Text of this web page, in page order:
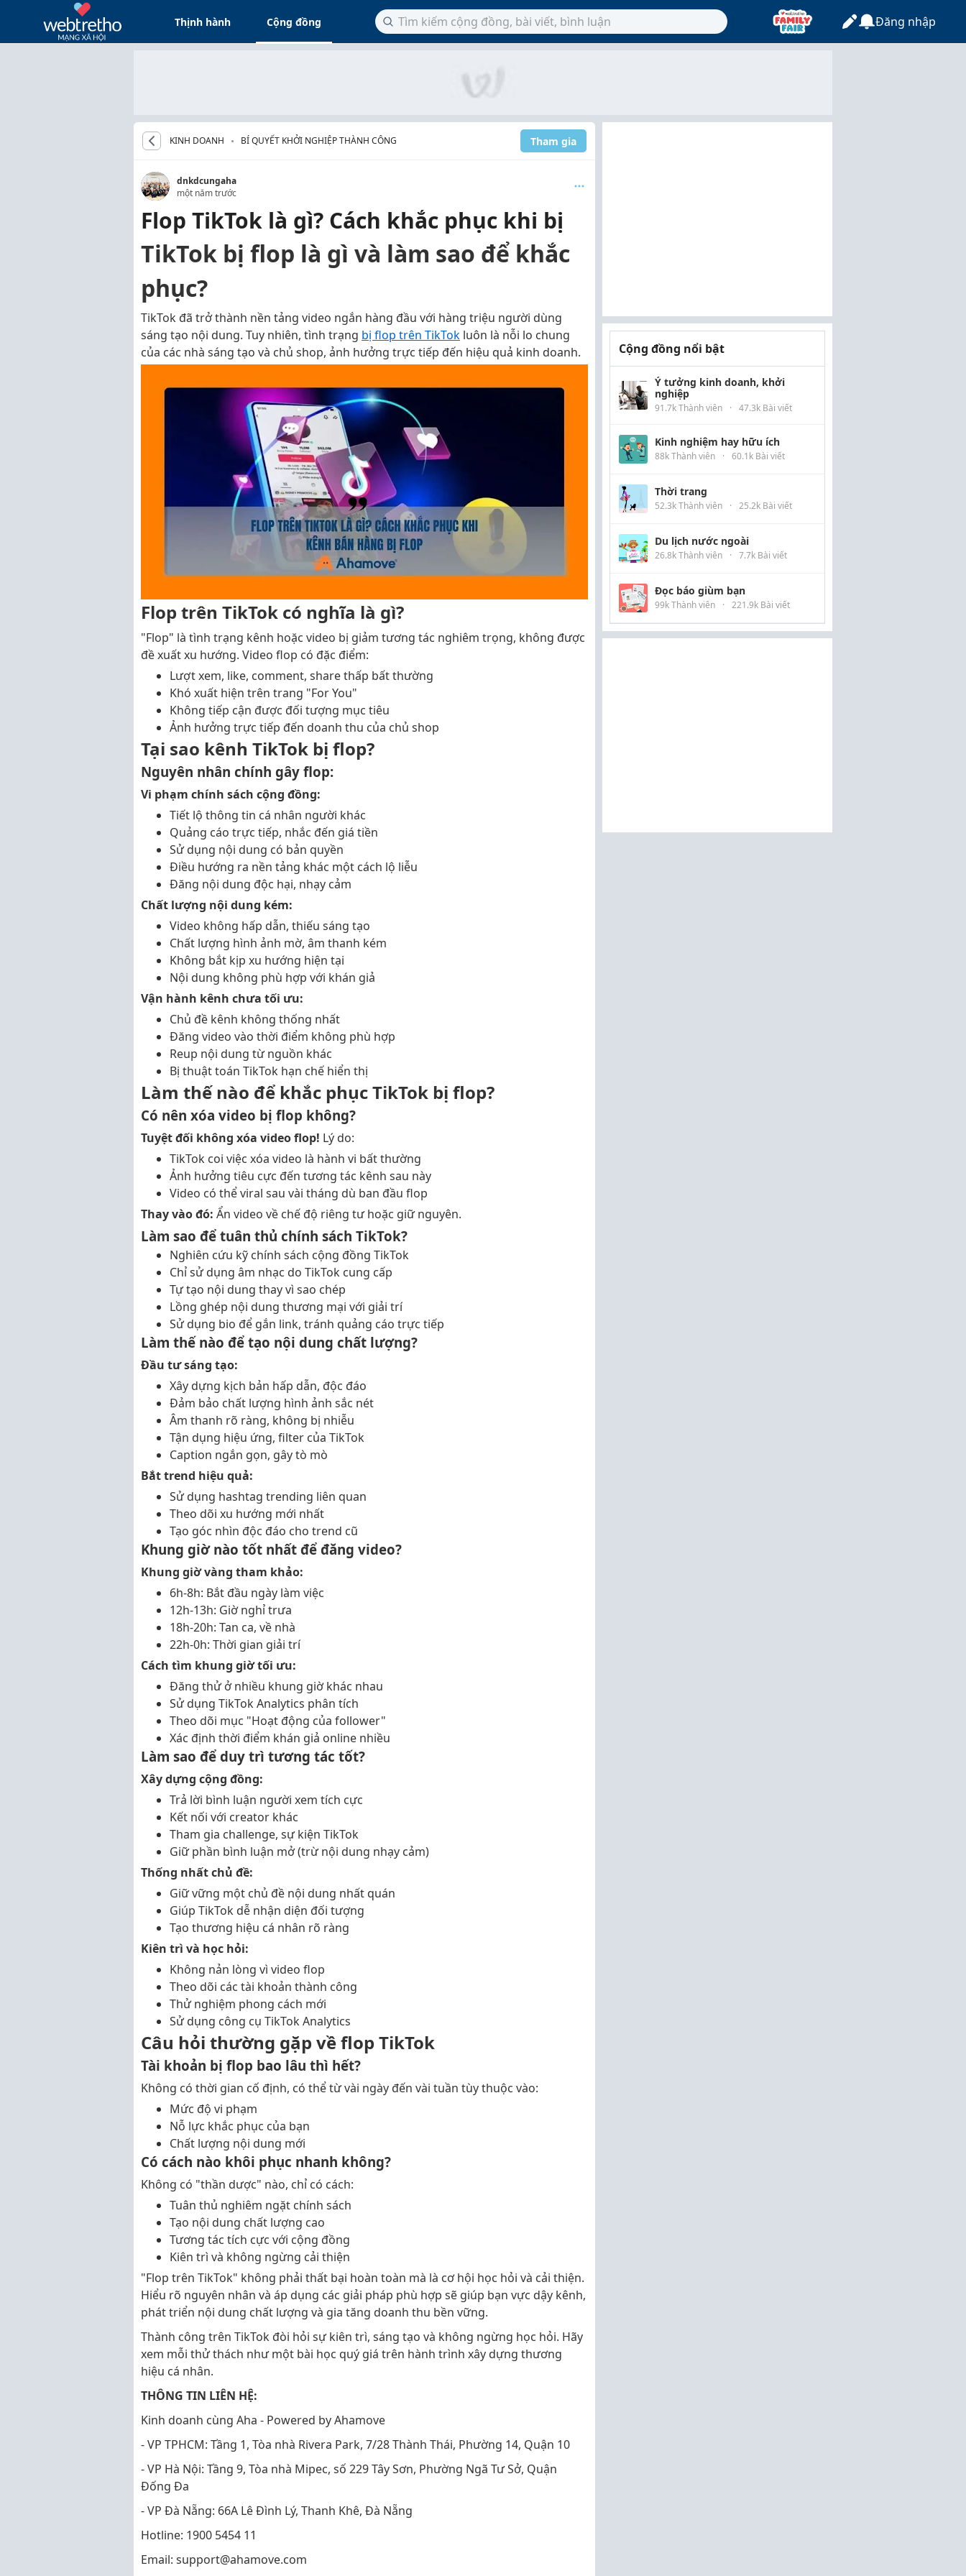
Thịnh hành Cộng đồng Đăng nhập
KINH DOANH BÍ QUYẾT KHỞI NGHIỆP THÀNH CÔNG Tham gia
dnkdcungaha
một năm trước
Flop TikTok là gì? Cách khắc phục khi bị
TikTok bị flop là gì và làm sao để khắc
phục?
TikTok đã trở thành nền tảng video ngắn hàng đầu với hàng triệu người dùng
sáng tạo nội dung. Tuy nhiên, tình trạng bị flop trên TikTok luôn là nỗi lo chung
của các nhà sáng tạo và chủ shop, ảnh hưởng trực tiếp đến hiệu quả kinh doanh.
Flop trên TikTok có nghĩa là gì?
"Flop" là tình trạng kênh hoặc video bị giảm tương tác nghiêm trọng, không được
đề xuất xu hướng. Video flop có đặc điểm:
Lượt xem, like, comment, share thấp bất thường
Khó xuất hiện trên trang "For You"
Không tiếp cận được đối tượng mục tiêu
Ảnh hưởng trực tiếp đến doanh thu của chủ shop
Tại sao kênh TikTok bị flop?
Nguyên nhân chính gây flop:
Vi phạm chính sách cộng đồng:
Tiết lộ thông tin cá nhân người khác
Quảng cáo trực tiếp, nhắc đến giá tiền
Sử dụng nội dung có bản quyền
Điều hướng ra nền tảng khác một cách lộ liễu
Đăng nội dung độc hại, nhạy cảm
Chất lượng nội dung kém:
Video không hấp dẫn, thiếu sáng tạo
Chất lượng hình ảnh mờ, âm thanh kém
Không bắt kịp xu hướng hiện tại
Nội dung không phù hợp với khán giả
Vận hành kênh chưa tối ưu:
Chủ đề kênh không thống nhất
Đăng video vào thời điểm không phù hợp
Reup nội dung từ nguồn khác
Bị thuật toán TikTok hạn chế hiển thị
Làm thế nào để khắc phục TikTok bị flop?
Có nên xóa video bị flop không?
Tuyệt đối không xóa video flop! Lý do:
TikTok coi việc xóa video là hành vi bất thường
Ảnh hưởng tiêu cực đến tương tác kênh sau này
Video có thể viral sau vài tháng dù ban đầu flop
Thay vào đó: Ẩn video về chế độ riêng tư hoặc giữ nguyên.
Làm sao để tuân thủ chính sách TikTok?
Nghiên cứu kỹ chính sách cộng đồng TikTok
Chỉ sử dụng âm nhạc do TikTok cung cấp
Tự tạo nội dung thay vì sao chép
Lồng ghép nội dung thương mại với giải trí
Sử dụng bio để gắn link, tránh quảng cáo trực tiếp
Làm thế nào để tạo nội dung chất lượng?
Đầu tư sáng tạo:
Xây dựng kịch bản hấp dẫn, độc đáo
Đảm bảo chất lượng hình ảnh sắc nét
Âm thanh rõ ràng, không bị nhiễu
Tận dụng hiệu ứng, filter của TikTok
Caption ngắn gọn, gây tò mò
Bắt trend hiệu quả:
Sử dụng hashtag trending liên quan
Theo dõi xu hướng mới nhất
Tạo góc nhìn độc đáo cho trend cũ
Khung giờ nào tốt nhất để đăng video?
Khung giờ vàng tham khảo:
6h-8h: Bắt đầu ngày làm việc
12h-13h: Giờ nghỉ trưa
18h-20h: Tan ca, về nhà
22h-0h: Thời gian giải trí
Cách tìm khung giờ tối ưu:
Đăng thử ở nhiều khung giờ khác nhau
Sử dụng TikTok Analytics phân tích
Theo dõi mục "Hoạt động của follower"
Xác định thời điểm khán giả online nhiều
Làm sao để duy trì tương tác tốt?
Xây dựng cộng đồng:
Trả lời bình luận người xem tích cực
Kết nối với creator khác
Tham gia challenge, sự kiện TikTok
Giữ phần bình luận mở (trừ nội dung nhạy cảm)
Thống nhất chủ đề:
Giữ vững một chủ đề nội dung nhất quán
Giúp TikTok dễ nhận diện đối tượng
Tạo thương hiệu cá nhân rõ ràng
Kiên trì và học hỏi:
Không nản lòng vì video flop
Theo dõi các tài khoản thành công
Thử nghiệm phong cách mới
Sử dụng công cụ TikTok Analytics
Câu hỏi thường gặp về flop TikTok
Tài khoản bị flop bao lâu thì hết?
Không có thời gian cố định, có thể từ vài ngày đến vài tuần tùy thuộc vào:
Mức độ vi phạm
Nỗ lực khắc phục của bạn
Chất lượng nội dung mới
Có cách nào khôi phục nhanh không?
Không có "thần dược" nào, chỉ có cách:
Tuân thủ nghiêm ngặt chính sách
Tạo nội dung chất lượng cao
Tương tác tích cực với cộng đồng
Kiên trì và không ngừng cải thiện
"Flop trên TikTok" không phải thất bại hoàn toàn mà là cơ hội học hỏi và cải thiện.
Hiểu rõ nguyên nhân và áp dụng các giải pháp phù hợp sẽ giúp bạn vực dậy kênh,
phát triển nội dung chất lượng và gia tăng doanh thu bền vững.
Thành công trên TikTok đòi hỏi sự kiên trì, sáng tạo và không ngừng học hỏi. Hãy
xem mỗi thử thách như một bài học quý giá trên hành trình xây dựng thương
hiệu cá nhân.
THÔNG TIN LIÊN HỆ:
Kinh doanh cùng Aha - Powered by Ahamove
- VP TPHCM: Tầng 1, Tòa nhà Rivera Park, 7/28 Thành Thái, Phường 14, Quận 10
- VP Hà Nội: Tầng 9, Tòa nhà Mipec, số 229 Tây Sơn, Phường Ngã Tư Sở, Quận
Đống Đa
- VP Đà Nẵng: 66A Lê Đình Lý, Thanh Khê, Đà Nẵng
Hotline: 1900 5454 11
Email: support@ahamove.com
Cộng đồng nổi bật
Ý tưởng kinh doanh, khởi
nghiệp
91.7k Thành viên · 47.3k Bài viết
Kinh nghiệm hay hữu ích
88k Thành viên · 60.1k Bài viết
Thời trang
52.3k Thành viên · 25.2k Bài viết
Du lịch nước ngoài
26.8k Thành viên · 7.7k Bài viết
Đọc báo giùm bạn
99k Thành viên · 221.9k Bài viết